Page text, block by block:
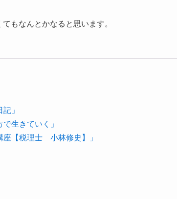
もなんとかなると思います。
」
生きていく」
座【税理士 小林修史】」